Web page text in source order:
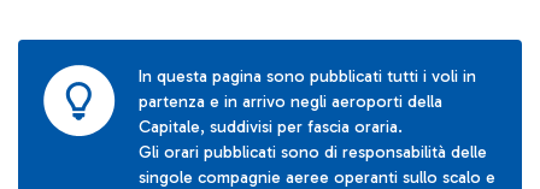
In questa pagina sono pubblicati tutti i voli in
partenza e in arrivo negli aeroporti della
Capitale, suddivisi per fascia oraria.
Gli orari pubblicati sono di responsabilità delle
singole compagnie aeree operanti sullo scalo e